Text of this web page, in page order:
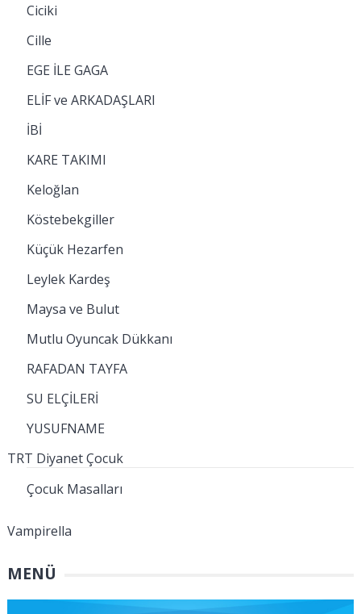
Ciciki
Cille
EGE İLE GAGA
ELİF ve ARKADAŞLARI
İBİ
KARE TAKIMI
Keloğlan
Köstebekgiller
Küçük Hezarfen
Leylek Kardeş
Maysa ve Bulut
Mutlu Oyuncak Dükkanı
RAFADAN TAYFA
SU ELÇİLERİ
YUSUFNAME
TRT Diyanet Çocuk
Çocuk Masalları
Vampirella
MENÜ